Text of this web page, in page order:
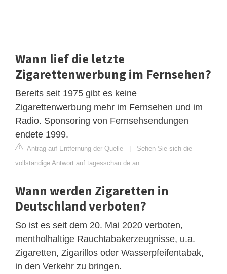
Wann lief die letzte
Zigarettenwerbung im Fernsehen?
Bereits seit 1975 gibt es keine
Zigarettenwerbung mehr im Fernsehen und im
Radio. Sponsoring von Fernsehsendungen
endete 1999.
Antrag auf Entfernung der Quelle
Sehen Sie sich die
vollständige Antwort auf tagesschau.de an
Wann werden Zigaretten in
Deutschland verboten?
So ist es seit dem 20. Mai 2020 verboten,
mentholhaltige Rauchtabakerzeugnisse, u.a.
Zigaretten, Zigarillos oder Wasserpfeifentabak,
in den Verkehr zu bringen.